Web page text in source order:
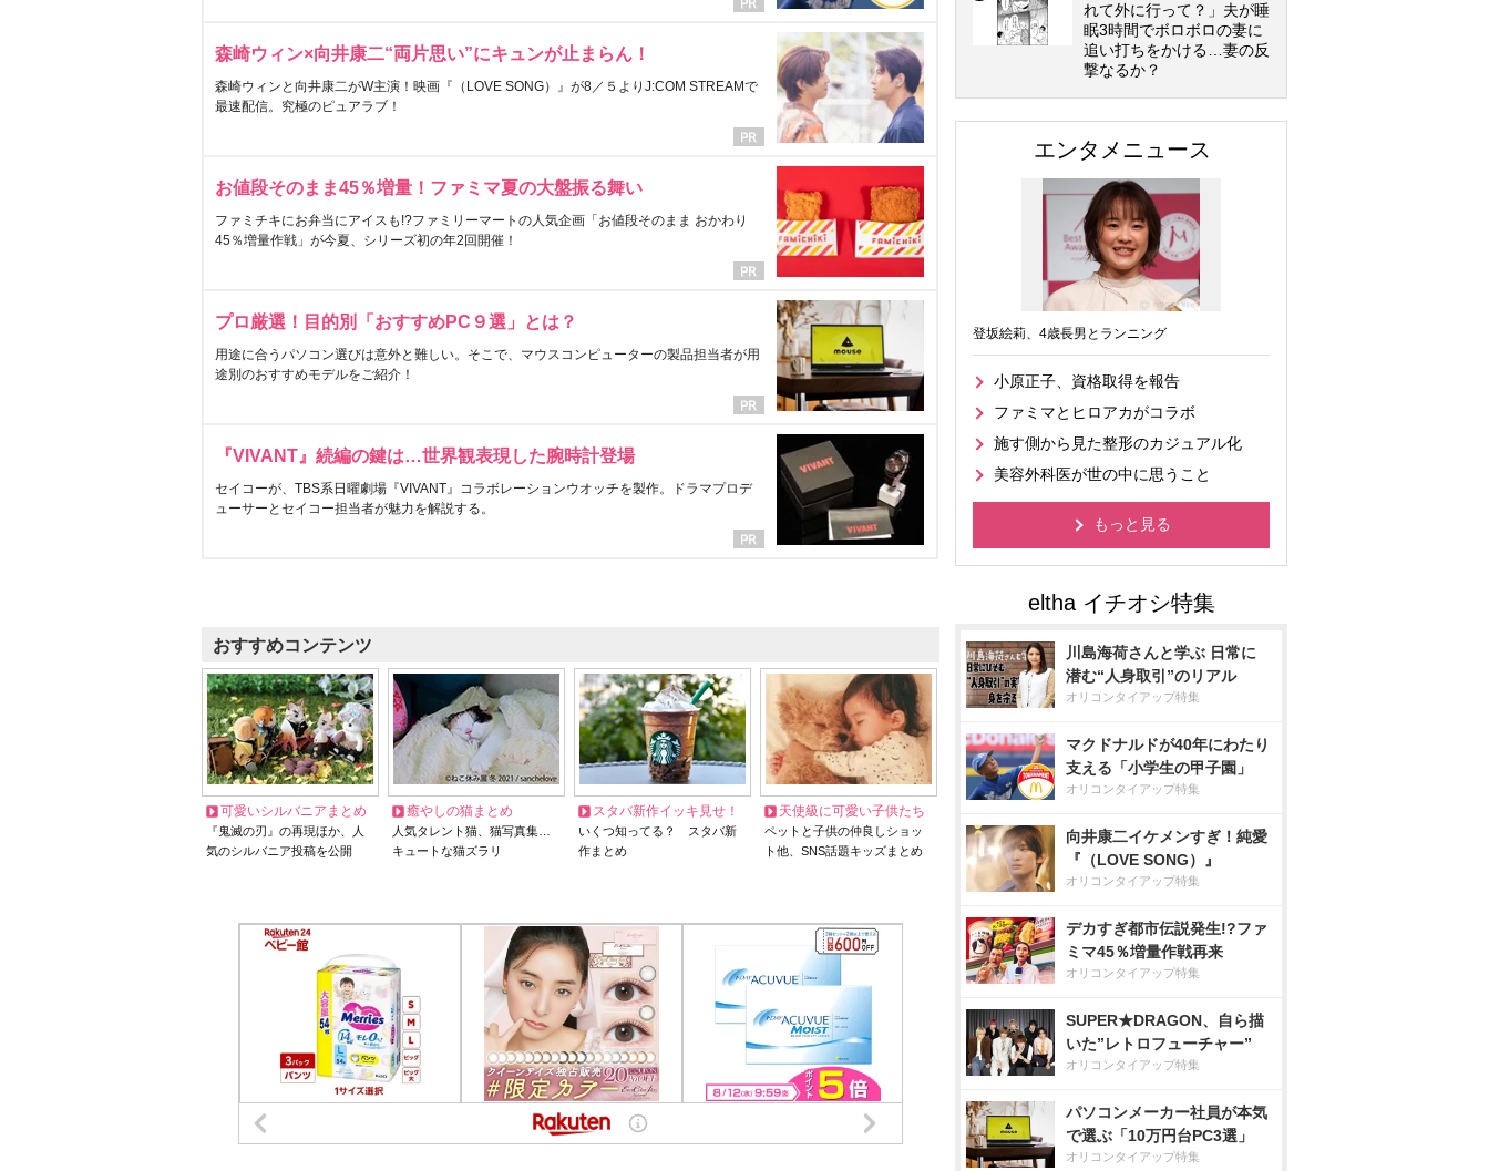
森崎ウィン×向井康二“両片思い”にキュンが止まらん！
森崎ウィンと向井康二がW主演！映画『（LOVE SONG）』が8／５よりJ:COM STREAMで
最速配信。究極のピュアラブ！
お値段そのまま45％増量！ファミマ夏の大盤振る舞い
ファミチキにお弁当にアイスも!?ファミリーマートの人気企画「お値段そのまま おかわり
45％増量作戦」が今夏、シリーズ初の年2回開催！
プロ厳選！目的別「おすすめPC９選」とは？
用途に合うパソコン選びは意外と難しい。そこで、マウスコンピューターの製品担当者が用
途別のおすすめモデルをご紹介！
『VIVANT』続編の鍵は…世界観表現した腕時計登場
セイコーが、TBS系日曜劇場『VIVANT』コラボレーションウオッチを製作。ドラマプロデ
ューサーとセイコー担当者が魅力を解説する。
おすすめコンテンツ
可愛いシルバニアまとめ
『鬼滅の刃』の再現ほか、人
気のシルバニア投稿を公開
癒やしの猫まとめ
人気タレント猫、猫写真集…
キュートな猫ズラリ
スタバ新作イッキ見せ！
いくつ知ってる？ スタバ新
作まとめ
天使級に可愛い子供たち
ペットと子供の仲良しショッ
ト他、SNS話題キッズまとめ
れて外に行って？」夫が睡
眠3時間でボロボロの妻に
追い打ちをかける…妻の反
撃なるか？
エンタメニュース
登坂絵莉、4歳長男とランニング
小原正子、資格取得を報告
ファミマとヒロアカがコラボ
施す側から見た整形のカジュアル化
美容外科医が世の中に思うこと
もっと見る
川島海荷さんと学ぶ 日常に
潜む“人身取引”のリアル
オリコンタイアップ特集
マクドナルドが40年にわたり
支える「小学生の甲子園」
オリコンタイアップ特集
向井康二イケメンすぎ！純愛
『（LOVE SONG）』
オリコンタイアップ特集
デカすぎ都市伝説発生!?ファ
ミマ45％増量作戦再来
オリコンタイアップ特集
SUPER★DRAGON、自ら描
いた”レトロフューチャー”
オリコンタイアップ特集
パソコンメーカー社員が本気
で選ぶ「10万円台PC3選」
オリコンタイアップ特集